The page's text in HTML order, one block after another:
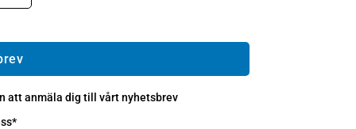
att anmäla dig till vårt nyhetsbrev